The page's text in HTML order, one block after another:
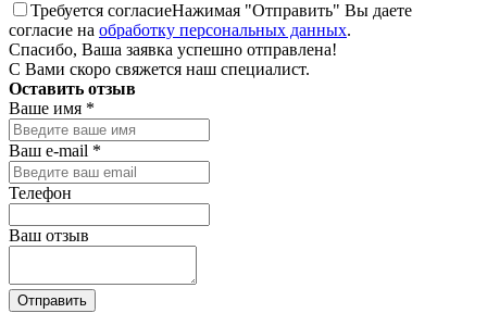
Требуется согласиеНажимая "Отправить" Вы даете
согласие на обработку персональных данных.
Спасибо, Ваша заявка успешно отправлена!
С Вами скоро свяжется наш специалист.
Оставить отзыв
Ваше имя *
Ваш e-mail *
Телефон
Ваш отзыв